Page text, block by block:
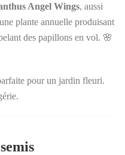
Angel Wings, aussi
plante annuelle produisant
des papillons en vol. 🌸
pour un jardin fleuri.